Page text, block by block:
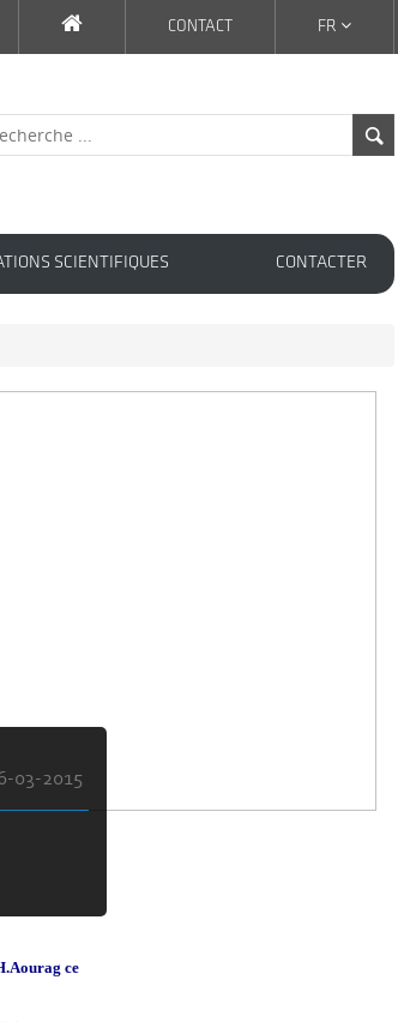
FR
CONTACT
SCIENTIFIQUES CONTACTER
03-2015
ce